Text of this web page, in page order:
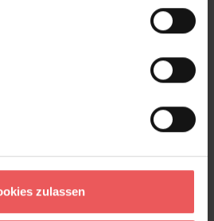
zulassen